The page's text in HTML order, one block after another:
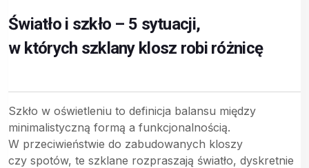
Światło i szkło – 5 sytuacji,
w których szklany klosz robi różnicę
Szkło w oświetleniu to definicja balansu między
minimalistyczną formą a funkcjonalnością.
W przeciwieństwie do zabudowanych kloszy
czy spotów, te szklane rozpraszają światło, dyskretnie